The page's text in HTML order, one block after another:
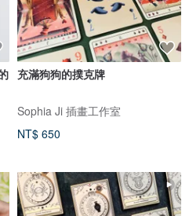
充滿狗狗的撲克牌
Sophia Ji 插畫工作室
NT$ 650